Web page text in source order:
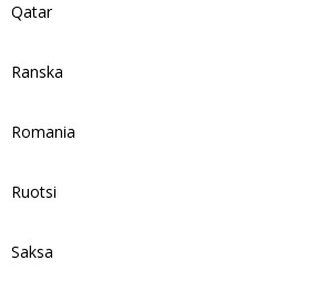
Qatar
Ranska
Romania
Ruotsi
Saksa